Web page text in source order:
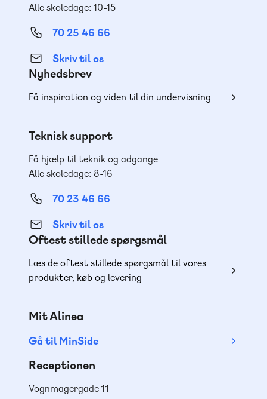
Alle skoledage: 10-15
70 25 46 66
Skriv til os
Nyhedsbrev
Få inspiration og viden til din undervisning
Teknisk support
Få hjælp til teknik og adgange
Alle skoledage: 8-16
70 23 46 66
Skriv til os
Oftest stillede spørgsmål
Læs de oftest stillede spørgsmål til vores
produkter, køb og levering
Mit Alinea
Gå til MinSide
Receptionen
Vognmagergade 11